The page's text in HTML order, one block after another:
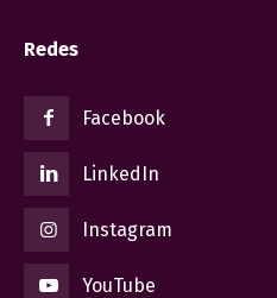
Redes
Facebook
LinkedIn
Instagram
YouTube